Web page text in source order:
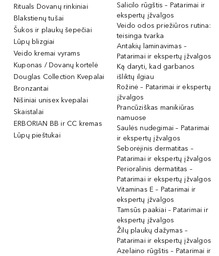
Rituals Dovanų rinkiniai
Blakstienų tušai
Šukos ir plaukų šepečiai
Lūpų blizgiai
Veido kremai vyrams
Kuponas / Dovanų kortelė
Douglas Collection Kvepalai
Bronzantai
Nišiniai unisex kvepalai
Skaistalai
ERBORIAN BB ir CC kremas
Lūpų pieštukai
Salicilo rūgštis – Patarimai ir
ekspertų įžvalgos
Veido odos priežiūros rutina:
teisinga tvarka
Antakių laminavimas –
Patarimai ir ekspertų įžvalgos
Ką daryti, kad garbanos
išliktų ilgiau
Rožinė – Patarimai ir ekspertų
įžvalgos
Prancūziškas manikiūras
namuose
Saulės nudegimai – Patarimai
ir ekspertų įžvalgos
Seborėjinis dermatitas –
Patarimai ir ekspertų įžvalgos
Perioralinis dermatitas –
Patarimai ir ekspertų įžvalgos
Vitaminas E – Patarimai ir
ekspertų įžvalgos
Tamsūs paakiai – Patarimai ir
ekspertų įžvalgos
Žilų plaukų dažymas –
Patarimai ir ekspertų įžvalgos
Azelaino rūgštis – Patarimai ir